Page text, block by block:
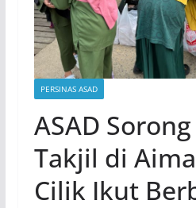
PERSINAS ASAD
ASAD
Takjil di
Cilik Ikut